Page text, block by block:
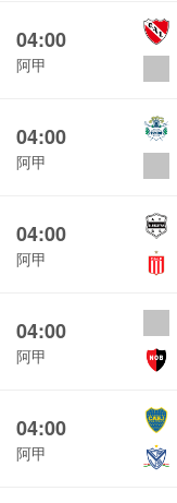
04:00
阿甲
04:00
阿甲
04:00
阿甲
04:00
阿甲
04:00
阿甲